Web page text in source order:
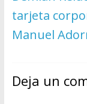
tarjeta
Manuel
Deja un